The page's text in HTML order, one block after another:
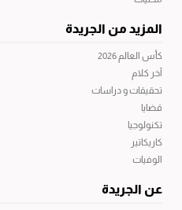
المزيد من الجريدة
كأس العالم 2026
آخر كلام
تحقيقات و دراسات
قضايا
تكنولوجيا
كاريكاتير
الوفيات
عن الجريدة